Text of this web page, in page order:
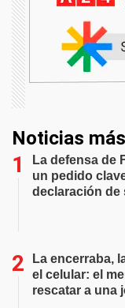
Noticias
La defensa de
un pedido
declaración de
La encerraba,
el celular: el
rescatar a una